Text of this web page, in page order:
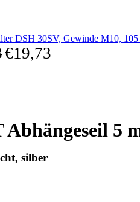
DSH 30SV, Gewinde M10, 105
€19,73
5
silber